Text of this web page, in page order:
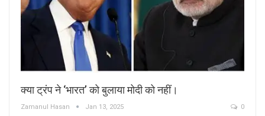
क्या ट्रंप ने ‘भारत’ को बुलाया मोदी को नहीं।
Zamanul Hasan Jan 13, 2025 0